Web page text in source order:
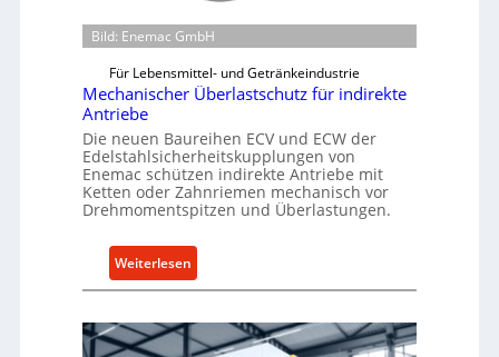
Bild: Enemac GmbH
Für Lebensmittel- und Getränkeindustrie
Mechanischer Überlastschutz für indirekte
Antriebe
Die neuen Baureihen ECV und ECW der
Edelstahlsicherheitskupplungen von
Enemac schützen indirekte Antriebe mit
Ketten oder Zahnriemen mechanisch vor
Drehmomentspitzen und Überlastungen.
Weiterlesen:
M
c